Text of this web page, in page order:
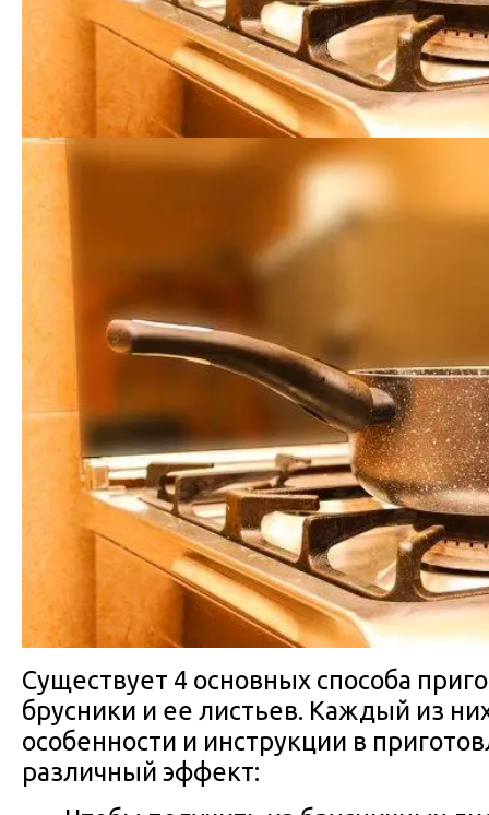
Существует 4 основных способа
брусники и ее листьев. Каждый из
особенности и инструкции в
различный эффект: